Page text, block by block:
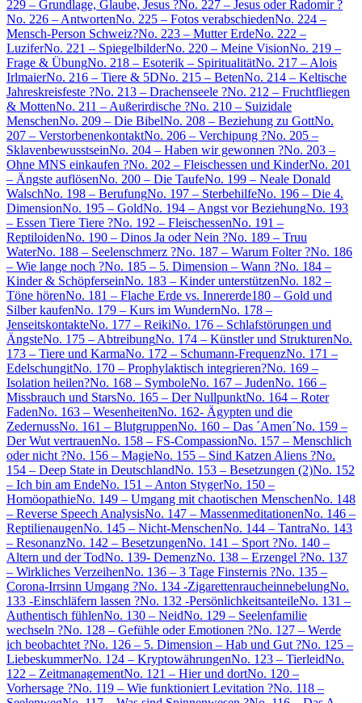
229 – Grundlage, Glaube, Jesus ?No. 227 – Jesus oder Radomir ?
No. 226 – AntwortenNo. 225 – Fotos verabschiedenNo. 224 –
Mensch-Person Schweiz?No. 223 – Mutter ErdeNo. 222 –
LuziferNo. 221 – SpiegelbilderNo. 220 – Meine VisionNo. 219 –
Frage & ÜbungNo. 218 – Esoterik – SpiritualitätNo. 217 – Alois
IrlmaierNo. 216 – Tiere & 5DNo. 215 – BetenNo. 214 – Keltische
Jahreskreisfeste ?No. 213 – Drachenseele ?No. 212 – Fruchtfliegen
& MottenNo. 211 – Außerirdische ?No. 210 – Suizidale
MenschenNo. 209 – Die BibelNo. 208 – Beziehung zu GottNo.
207 – VerstorbenenkontaktNo. 206 – Verchipung ?No. 205 –
SklavenbewusstseinNo. 204 – Haben wir gewonnen ?No. 203 –
Ohne MNS einkaufen ?No. 202 – Fleischessen und KinderNo. 201
– Ängste auflösenNo. 200 – Die TaufeNo. 199 – Neale Donald
WalschNo. 198 – BerufungNo. 197 – SterbehilfeNo. 196 – Die 4.
DimensionNo. 195 – GoldNo. 194 – Angst vor BeziehungNo. 193
– Essen Tiere Tiere ?No. 192 – FleischessenNo. 191 –
ReptiloidenNo. 190 – Dinos Ja oder Nein ?No. 189 – Truu
WaterNo. 188 – Seelenschmerz ?No. 187 – Warum Folter ?No. 186
– Wie lange noch ?No. 185 – 5. Dimension – Wann ?No. 184 –
Kinder & SchöpferseinNo. 183 – Kinder unterstützenNo. 182 –
Töne hörenNo. 181 – Flache Erde vs. Innererde180 – Gold und
Silber kaufenNo. 179 – Kurs im WundernNo. 178 –
JenseitskontakteNo. 177 – ReikiNo. 176 – Schlafstörungen und
ÄngsteNo. 175 – AbtreibungNo. 174 – Künstler und StrukturenNo.
173 – Tiere und KarmaNo. 172 – Schumann-FrequenzNo. 171 –
EdelschungitNo. 170 – Prophylaktisch integrieren?No. 169 –
Isolation heilen?No. 168 – SymboleNo. 167 – JudenNo. 166 –
Missbrauch und StarsNo. 165 – Der NullpunktNo. 164 – Roter
FadenNo. 163 – WesenheitenNo. 162- Ägypten und die
ZedernussNo. 161 – BlutgruppenNo. 160 – Das ´Amen´No. 159 –
Der Wut vertrauenNo. 158 – FS-CompassionNo. 157 – Menschlich
oder nicht ?No. 156 – MagieNo. 155 – Sind Katzen Aliens ?No.
154 – Deep State in DeutschlandNo. 153 – Besetzungen (2)No. 152
– Ich bin am EndeNo. 151 – Anton StygerNo. 150 –
HomöopathieNo. 149 – Umgang mit chaotischen MenschenNo. 148
– Reverse Speech AnalysisNo. 147 – MassenmeditationenNo. 146 –
ReptilienaugenNo. 145 – Nicht-MenschenNo. 144 – TantraNo. 143
– ResonanzNo. 142 – BesetzungenNo. 141 – Sport ?No. 140 –
Altern und der TodNo. 139- DemenzNo. 138 – Erzengel ?No. 137
– Wirkliches VerzeihenNo. 136 – 3 Tage Finsternis ?No. 135 –
Corona-Irrsinn Umgang ?No. 134 -ZigarettenraucheinnebelungNo.
133 -Einschläfern lassen ?No. 132 -PersönlichkeitsanteileNo. 131 –
Authentisch fühlenNo. 130 – NeidNo. 129 – Seelenfamilie
wechseln ?No. 128 – Gefühle oder Emotionen ?No. 127 – Werde
ich beobachtet ?No. 126 – 5. Dimension – Hab und Gut ?No. 125 –
LiebeskummerNo. 124 – KryptowährungenNo. 123 – TierleidNo.
122 – ZeitmanagementNo. 121 – Hier und dortNo. 120 –
Vorhersage ?No. 119 – Wie funktioniert Levitation ?No. 118 –